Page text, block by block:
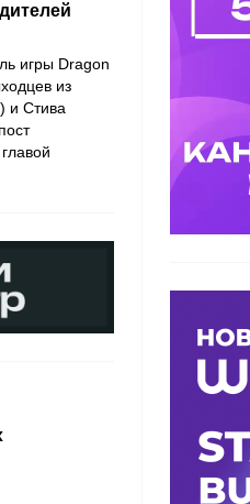
игры Dragon
из
и Стива